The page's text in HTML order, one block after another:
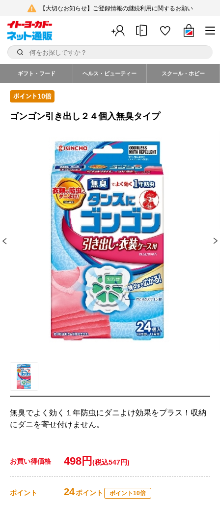
【大切なお知らせ】ご登録情報の継続利用に関するお願い
ギフト・フード ヘルス・ビューティー スクール・ホビー
ゴンゴン引き出し２４個入無臭タイプ
無臭でよく効く１年防虫にダニよけ効果をプラス！収納
にダニを寄せ付けません。
お買い得価格 498円 (税込547円)
ポイント 24ポイント ポイント10倍